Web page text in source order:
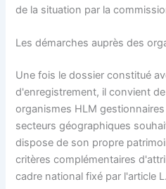
de la situation par la
Les démarches auprès des
Une fois le dossier constitué
d'enregistrement, il convient
organismes HLM
secteurs géographiques
dispose de son propre
critères complémentaires
cadre national fixé par l'article